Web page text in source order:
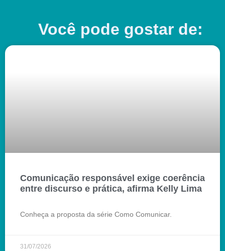
Você pode gostar de:
Comunicação responsável exige coerência
entre discurso e prática, afirma Kelly Lima
Conheça a proposta da série Como Comunicar.
31/07/2026